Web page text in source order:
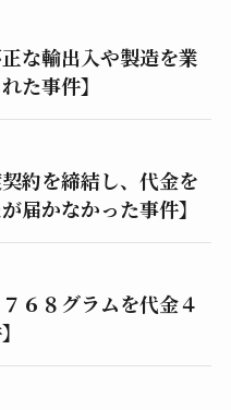
な輸出入や製造を業
た事件】
約を締結し、代金を
届かなかった事件】
６８グラムを代金４